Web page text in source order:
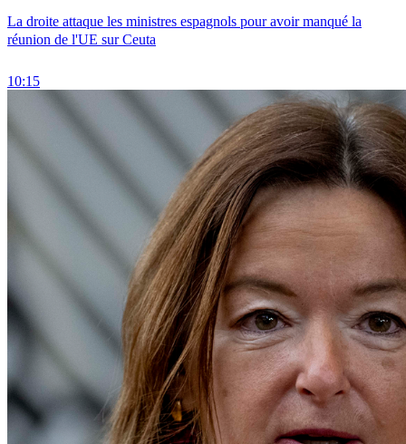
La droite attaque les ministres espagnols pour avoir manqué la
réunion de l'UE sur Ceuta
10:15